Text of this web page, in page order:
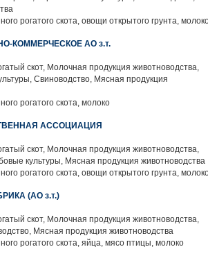
рогатого скота, овощи открытого грунта,
КОММЕРЧЕСКОЕ АО з.т.
скот, Молочная продукция животноводства,
Свиноводство, Мясная продукция
рогатого скота, молоко
АССОЦИАЦИЯ
скот, Молочная продукция животноводства,
культуры, Мясная продукция животноводства
рогатого скота, овощи открытого грунта,
(АО з.т.)
скот, Молочная продукция животноводства,
Мясная продукция животноводства
рогатого скота, яйца, мясо птицы, молоко